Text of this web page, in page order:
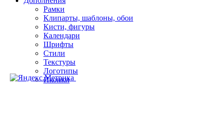
Рамки
Клипарты, шаблоны, обои
Кисти, фигуры
Календари
Шрифты
Стили
Текстуры
Логотипы
Иконки